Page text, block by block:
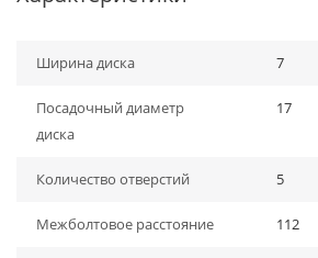
Ширина диска 7
Посадочный диаметр
диска
17
Количество отверстий 5
Межболтовое расстояние 112